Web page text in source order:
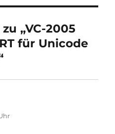
„VC-2005
für Unicode